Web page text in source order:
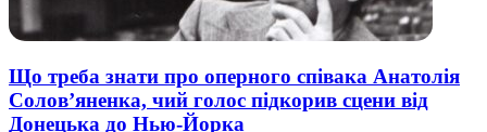
Що треба знати про оперного співака Анатолія
Солов’яненка, чий голос підкорив сцени від
Донецька до Нью-Йорка